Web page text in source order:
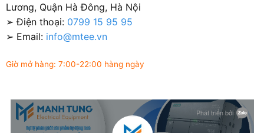
Lương, Quận Hà Đông, Hà Nội
➢ Điện thoại: 0799 15 95 95
➢ Email: info@mtee.vn
Giờ mở hàng: 7:00-22:00 hàng ngày